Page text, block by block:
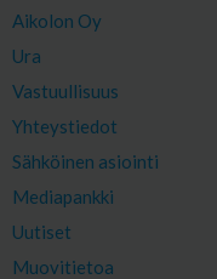
Aikolon Oy
Ura
Vastuullisuus
Yhteystiedot
Sähköinen asiointi
Mediapankki
Uutiset
Muovitietoa